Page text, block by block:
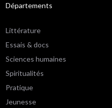
Départements
Littérature
Essais & docs
Sciences humaines
Spiritualités
Pratique
Jeunesse